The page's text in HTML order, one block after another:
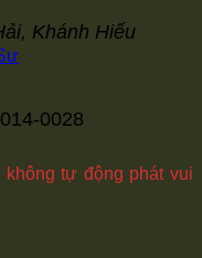
Khánh Hiếu
0028
tự động phát vui